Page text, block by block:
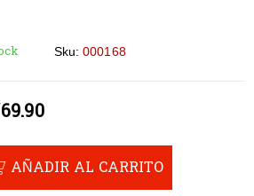
Sku: 000168
69.90
AÑADIR AL CARRITO